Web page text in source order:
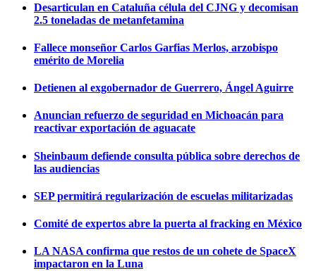
Desarticulan en Cataluña célula del CJNG y decomisan
2.5 toneladas de metanfetamina
Fallece monseñor Carlos Garfias Merlos, arzobispo
emérito de Morelia
Detienen al exgobernador de Guerrero, Ángel Aguirre
Anuncian refuerzo de seguridad en Michoacán para
reactivar exportación de aguacate
Sheinbaum defiende consulta pública sobre derechos de
las audiencias
SEP permitirá regularización de escuelas militarizadas
Comité de expertos abre la puerta al fracking en México
LA NASA confirma que restos de un cohete de SpaceX
impactaron en la Luna